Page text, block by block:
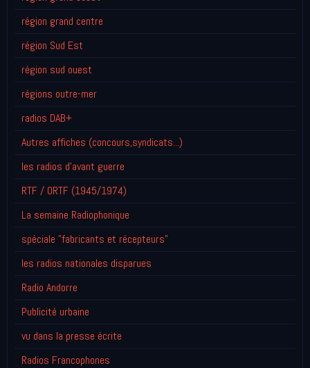
région grand centre
région Sud Est
région sud ouest
régions outre-mer
radios DAB+
Autres affiches (concours,syndicats...)
les radios d'avant guerre
RTF / ORTF (1945/1974)
La semaine Radiophonique
spéciale "fabricants et récepteurs"
les radios nationales disparues
Radio Andorre
Publicité urbaine
vu dans la presse écrite
Radios Francophones